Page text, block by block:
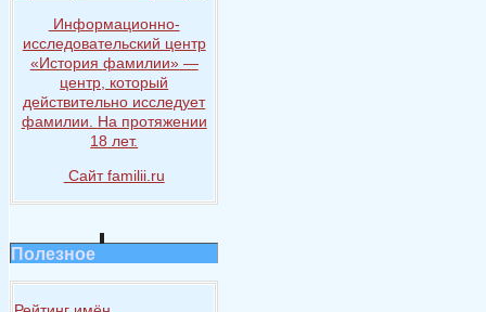
Информационно-
исследовательский центр
«История фамилии» —
центр, который
действительно исследует
фамилии. На протяжении
18 лет.
Сайт familii.ru
Полезное